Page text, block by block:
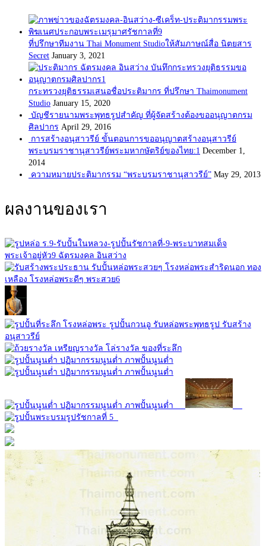
ที่ปรึกษาทีมงาน Thai Monument Studioให้สัมภาษณ์สื่อ นิตยสาร
Secret January 3, 2021
กระทรวงยุติธรรมเสนอชื่อประติมากร ที่ปรึกษา Thaimonument
Studio January 15, 2020
บัญชีรายนามพระพุทธรูปสำคัญ ที่ผู้จัดสร้างต้องขออนุญาตกรม
ศิลปากร April 29, 2016
การสร้างอนุสาวรีย์ ขั้นตอนการขออนุญาตสร้างอนุสาวรีย์
พระบรมราชานุสาวรีย์พระมหากษัตริย์ของไทย:1 December 1,
2014
ความหมายประติมากรรม “พระบรมราชานุสาวรีย์” May 29, 2013
ผลงานของเรา